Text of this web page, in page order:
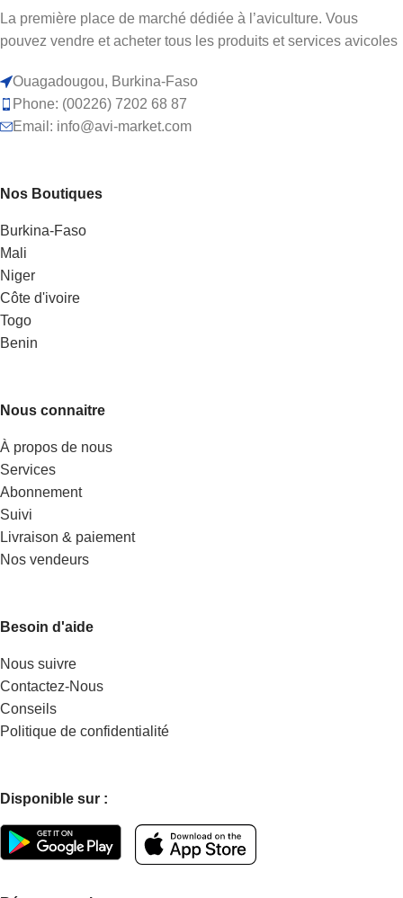
La première place de marché dédiée à l’aviculture. Vous
pouvez vendre et acheter tous les produits et services avicoles
Ouagadougou, Burkina-Faso
Phone: (00226) 7202 68 87
Email: info@avi-market.com
Nos Boutiques
Burkina-Faso
Mali
Niger
Côte d'ivoire
Togo
Benin
Nous connaitre
À propos de nous
Services
Abonnement
Suivi
Livraison & paiement
Nos vendeurs
Besoin d'aide
Nous suivre
Contactez-Nous
Conseils
Politique de confidentialité
Disponible sur :